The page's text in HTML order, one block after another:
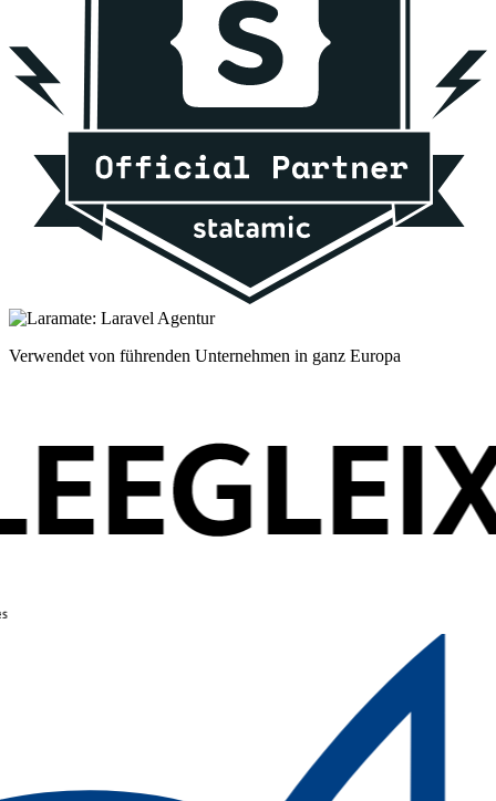
Verwendet von führenden Unternehmen in ganz Europa